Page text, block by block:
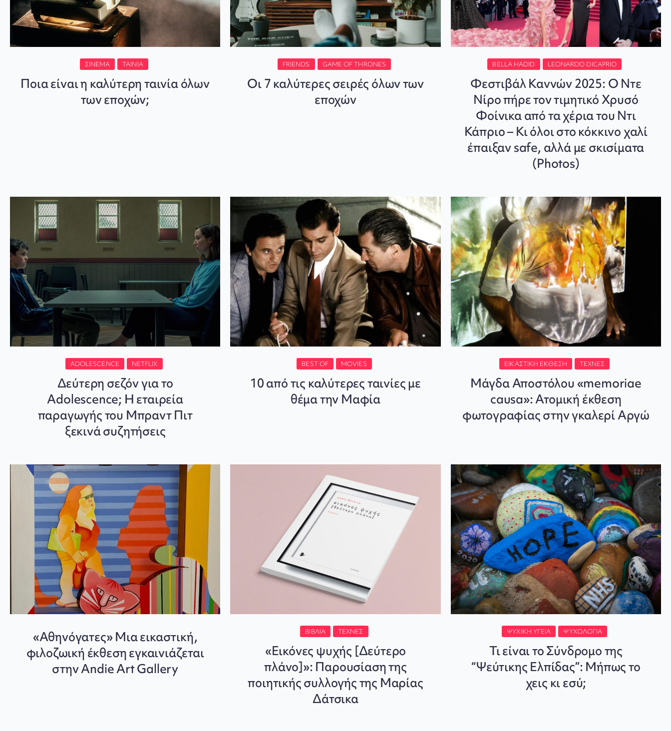
ΣΙΝΕΜΆ ΤΑΙΝΊΑ
Ποια είναι η καλύτερη ταινία όλων
των εποχών;
FRIENDS GAME OF THRONES
Οι 7 καλύτερες σειρές όλων των
εποχών
BELLA HADID LEONARDO DICAPRIO
Φεστιβάλ Καννών 2025: Ο Ντε
Νίρο πήρε τον τιμητικό Χρυσό
Φοίνικα από τα χέρια του Ντι
Κάπριο – Κι όλοι στο κόκκινο χαλί
έπαιξαν safe, αλλά με σκισίματα
(Photos)
ADOLESCENCE NETFLIX
Δεύτερη σεζόν για το
Adolescence; Η εταιρεία
παραγωγής του Μπραντ Πιτ
ξεκινά συζητήσεις
BEST OF MOVIES
10 από τις καλύτερες ταινίες με
θέμα την Μαφία
ΕΙΚΑΣΤΙΚΉ ΈΚΘΕΣΗ ΤΈΧΝΕΣ
Μάγδα Αποστόλου «memoriae
causa»: Ατομική έκθεση
φωτογραφίας στην γκαλερί Αργώ
«Αθηνόγατες» Μια εικαστική,
φιλοζωική έκθεση εγκαινιάζεται
στην Andie Art Gallery
ΒΙΒΛΊΑ ΤΈΧΝΕΣ
«Εικόνες ψυχής [Δεύτερο
πλάνο]»: Παρουσίαση της
ποιητικής συλλογής της Μαρίας
Δάτσικα
ΨΥΧΙΚΉ ΥΓΕΊΑ ΨΥΧΟΛΟΓΊΑ
Τι είναι το Σύνδρομο της
“Ψεύτικης Ελπίδας”: Μήπως το
χεις κι εσύ;